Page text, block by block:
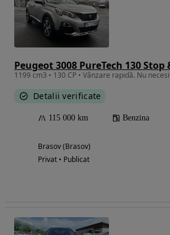
Detalii verificate
115 000 km Benzina
Brasov (Brasov)
Privat • Publicat